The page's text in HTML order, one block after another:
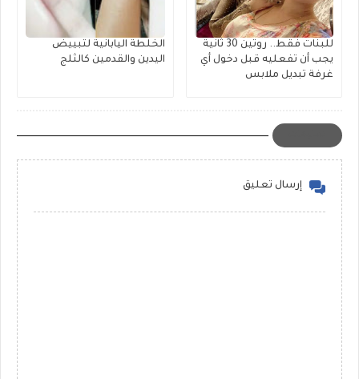
للبنات فقط.. روتين 30 ثانية
يجب أن تفعليه قبل دخول أي
غرفة تبديل ملابس
الخلطة اليابانية لتبييض
اليدين والقدمين كالثلج
إرسال تعليق